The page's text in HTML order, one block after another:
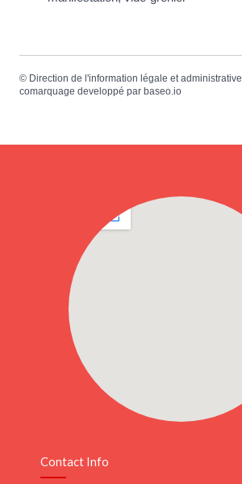
© Direction de l'information légale et administrative
comarquage developpé par baseo.io
Contact Info